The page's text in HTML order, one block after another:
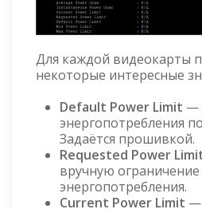
Для каждой видеокарты
некоторые интересные
Default Power Limit —
энергопотребления
Задаётся прошивкой.
Requested Power
вручную ограничение
энергопотребления.
Current Power Limit —